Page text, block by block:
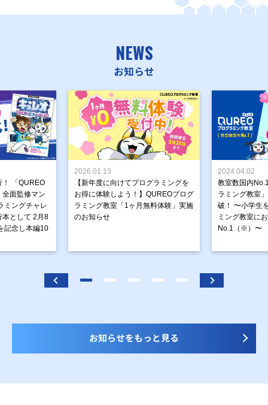
NEWS
お知らせ
！ 「QUREO
面監修マン
ミングチャレ
本として 2月8
記念し本編10
2026.01.13
【新年度に向けてプログラミングを
お得に体験しよう！】QUREOプログ
ラミング教室「1ヶ月無料体験」実施
のお知らせ
2024.04.02
教室数国内
ラミング教室
破！ 〜小学生
ミング教室に
No.1（※）〜
お知らせをもっと見る